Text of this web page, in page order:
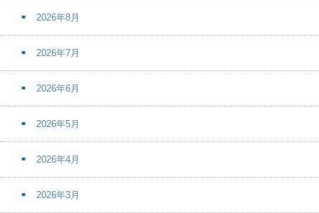
2026年8月
2026年7月
2026年6月
2026年5月
2026年4月
2026年3月